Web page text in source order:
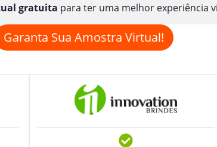
gratuita para ter uma melhor experiência
Garanta Sua Amostra Virtual!